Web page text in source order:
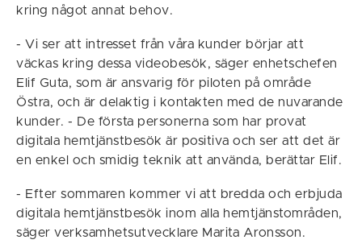
kring något annat behov.
- Vi ser att intresset från våra kunder börjar att
väckas kring dessa videobesök, säger enhetschefen
Elif Guta, som är ansvarig för piloten på område
Östra, och är delaktig i kontakten med de nuvarande
kunder. - De första personerna som har provat
digitala hemtjänstbesök är positiva och ser att det är
en enkel och smidig teknik att använda, berättar Elif.
- Efter sommaren kommer vi att bredda och erbjuda
digitala hemtjänstbesök inom alla hemtjänstområden,
säger verksamhetsutvecklare Marita Aronsson.